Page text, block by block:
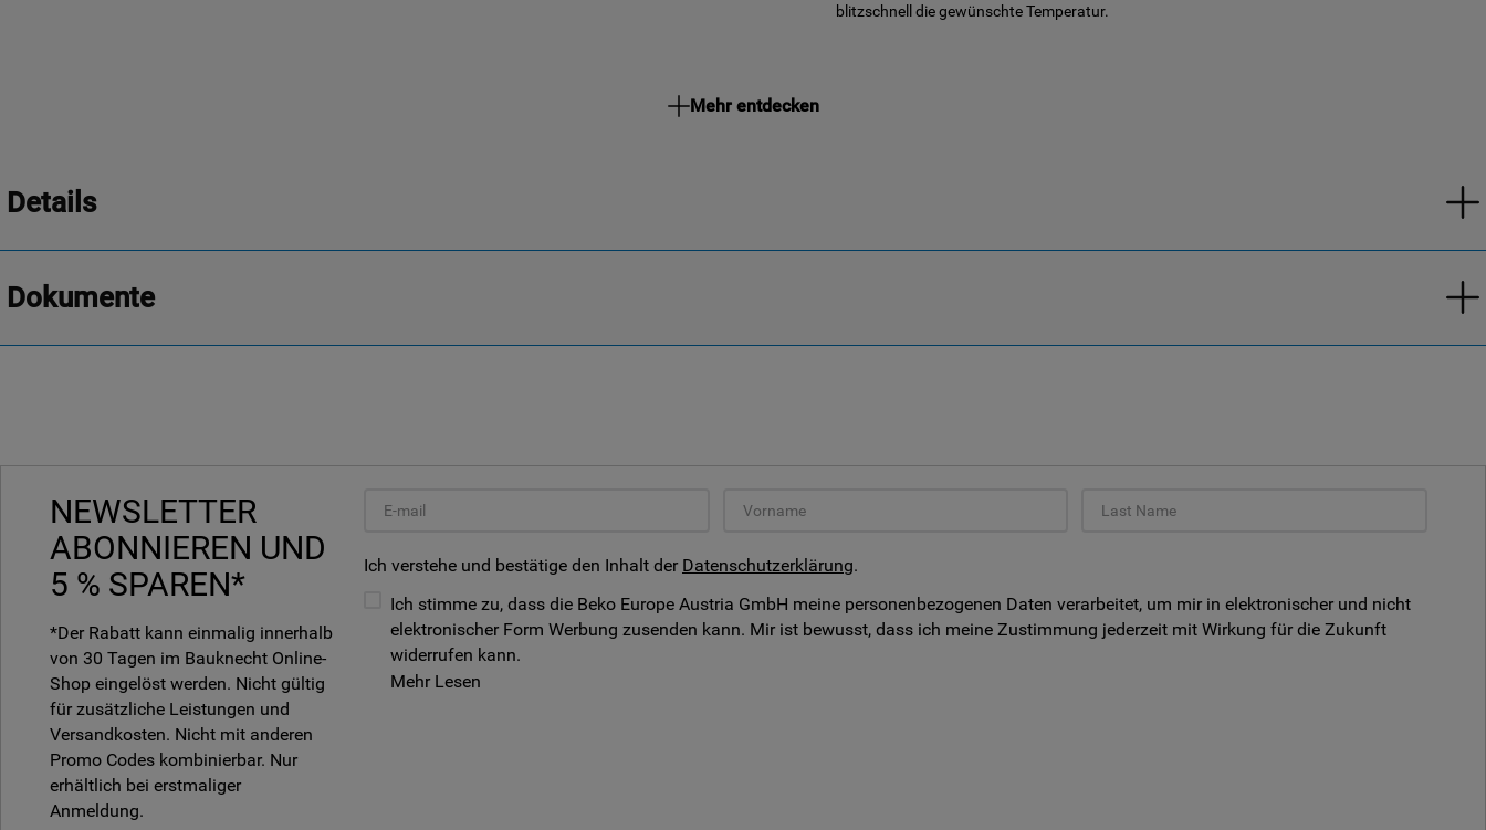
blitzschnell die gewünschte Temperatur.
Mehr entdecken
Details
Dokumente
NEWSLETTER
ABONNIEREN UND
5 % SPAREN*
*Der Rabatt kann einmalig innerhalb
von 30 Tagen im Bauknecht Online-
Shop eingelöst werden. Nicht gültig
für zusätzliche Leistungen und
Versandkosten. Nicht mit anderen
Promo Codes kombinierbar. Nur
erhältlich bei erstmaliger
Anmeldung.
Ich verstehe und bestätige den Inhalt der Datenschutzerklärung.
Ich stimme zu, dass die Beko Europe Austria GmbH meine personenbezogenen Daten verarbeitet, um mir in elektronischer und nicht
elektronischer Form Werbung zusenden kann. Mir ist bewusst, dass ich meine Zustimmung jederzeit mit Wirkung für die Zukunft
widerrufen kann.
Mehr Lesen